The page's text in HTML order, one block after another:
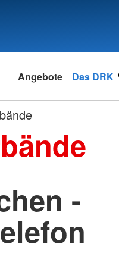
Angebote Das DRK
-